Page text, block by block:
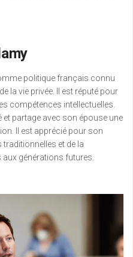
politique français connu
la vie privée. Il est réputé pour
compétences intellectuelles.
partage avec son épouse une
Il est apprécié pour son
et de la
générations futures.